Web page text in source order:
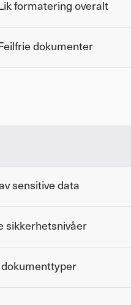
formatering overalt
dokumenter
sensitive data
sikkerhetsnivåer